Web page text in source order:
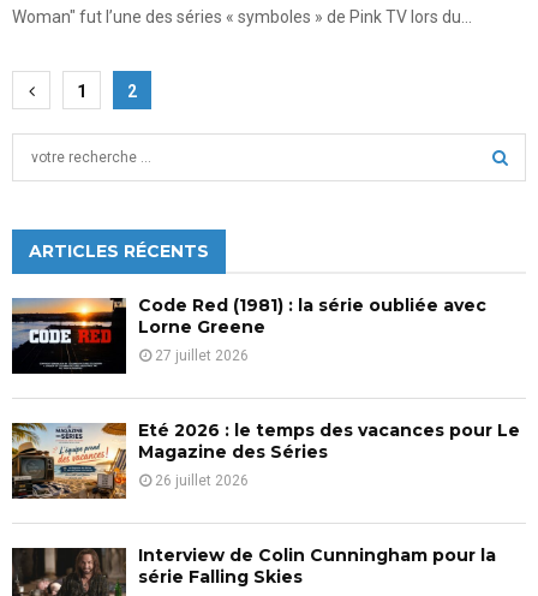
Woman" fut l’une des séries « symboles » de Pink TV lors du...
Pagination
des
publications
1 2
h
f
o
r
:
C
ARTICLES RÉCENTS
Code Red (1981) : la série oubliée avec
Lorne Greene
27 juillet 2026
Eté 2026 : le temps des vacances pour Le
Magazine des Séries
26 juillet 2026
Interview de Colin Cunningham pour la
série Falling Skies